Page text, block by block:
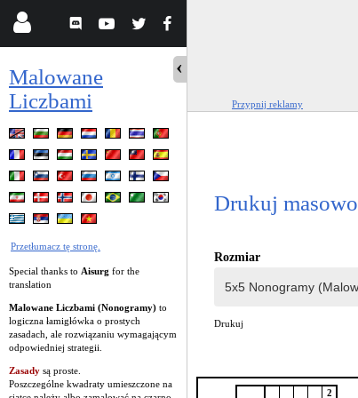
Malowane
Liczbami
Przetłumacz tę stronę.
Special thanks to Aisurg for the
translation
Malowane Liczbami (Nonogramy) to
logiczna łamigłówka o prostych
zasadach, ale rozwiązaniu wymagającym
odpowiedniej strategii.
Zasady są proste.
Poszczególne kwadraty umieszczone na
Przypnij reklamy
Drukuj masowo
Rozmiar
Drukuj
2